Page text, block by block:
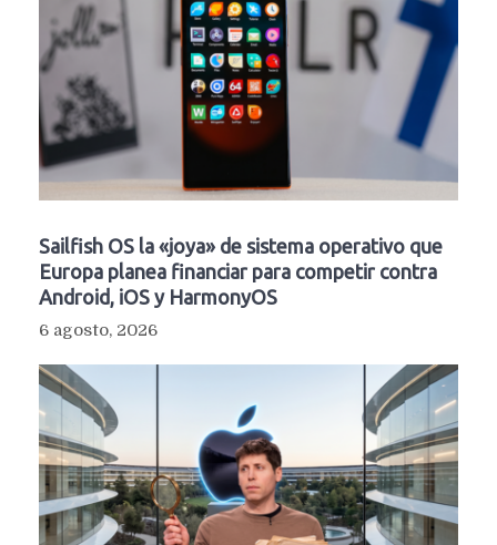
Sailfish OS la «joya» de sistema operativo que
Europa planea financiar para competir contra
Android, iOS y HarmonyOS
6 agosto, 2026